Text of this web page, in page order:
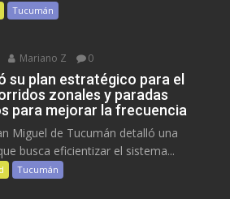
Tucumán
Mariano Z 0
su plan estratégico para el
zonales y paradas
para mejorar la frecuencia
Miguel de Tucumán detalló una
busca eficientizar el sistema...
Tucumán